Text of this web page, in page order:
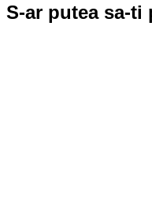
S-ar putea sa-ti